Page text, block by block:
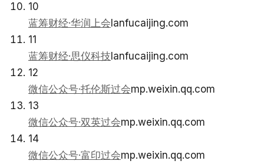
10
蓝筹财经·华润上会 lanfucaijing.com
11
蓝筹财经·思仪科技 lanfucaijing.com
12
微信公众号·托伦斯过会mp.weixin.qq.com
13
微信公众号·双英过会mp.weixin.qq.com
14
微信公众号·富印过会mp.weixin.qq.com